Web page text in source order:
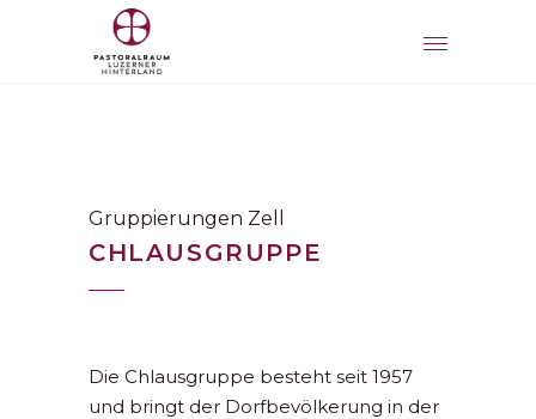
Gruppierungen Zell
CHLAUSGRUPPE
Die Chlausgruppe besteht seit 1957
und bringt der Dorfbevölkerung in der